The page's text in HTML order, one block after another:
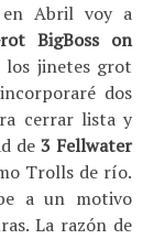
Abril voy a
BigBoss on
jinetes grot
dos
cerrar lista y
de 3 Fellwater
Trolls de río.
a un motivo
La razón de